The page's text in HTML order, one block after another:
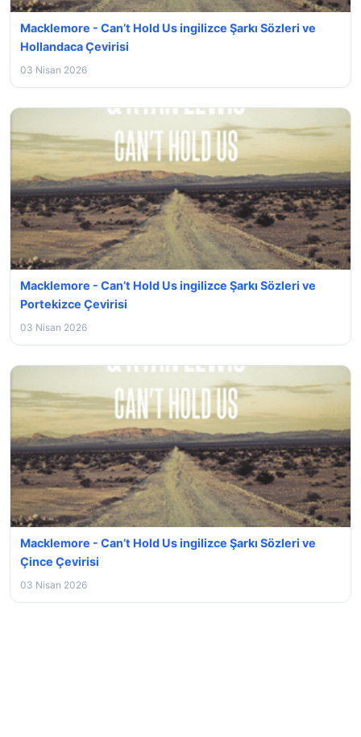
Macklemore - Can’t Hold Us ingilizce Şarkı Sözleri ve
Hollandaca Çevirisi
03 Nisan 2026
Macklemore - Can’t Hold Us ingilizce Şarkı Sözleri ve
Portekizce Çevirisi
03 Nisan 2026
Macklemore - Can’t Hold Us ingilizce Şarkı Sözleri ve
Çince Çevirisi
03 Nisan 2026